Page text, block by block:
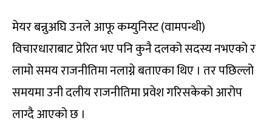
मेयर बन्नुअघि उनले आफू कम्युनिस्ट (वामपन्थी)
विचारधाराबाट प्रेरित भए पनि कुनै दलको सदस्य नभएको र
लामो समय राजनीतिमा नलाग्ने बताएका थिए । तर पछिल्लो
समयमा उनी दलीय राजनीतिमा प्रवेश गरिसकेको आरोप
लाग्दै आएको छ ।